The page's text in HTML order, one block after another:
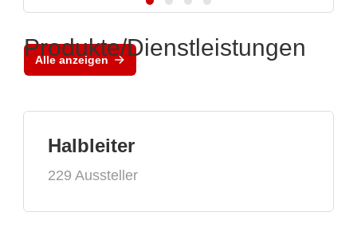
Alle anzeigen
Produkte/Dienstleistungen
Halbleiter
229 Aussteller